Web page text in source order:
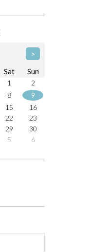
>
Sat Sun
1
2
8
9
15
16
22
23
29
30
5 6